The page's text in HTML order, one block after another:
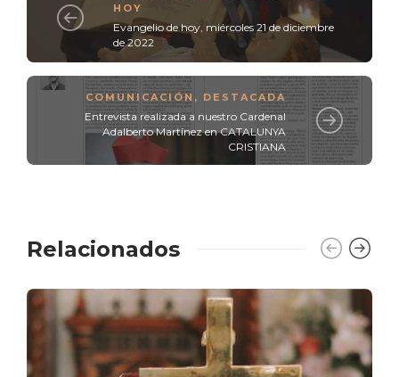
HOY
Evangelio de hoy, miércoles 21 de diciembre
de 2022
COMUNICACIÓN , DESTACADA
Entrevista realizada a nuestro Cardenal
Adalberto Martínez en CATALUNYA
CRISTIANA
Relacionados